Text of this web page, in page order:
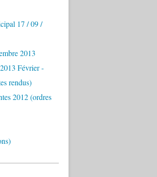
17 / 09 /
2013
Février -
rendus)
2012 (ordres